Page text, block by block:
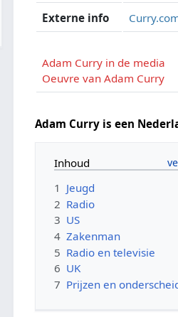
Externe info
Adam Curry in de media
Oeuvre van Adam Curry
Adam Curry is een
Inhoud
1 Jeugd
2 Radio
3 US
4 Zakenman
5 Radio en televisie
6 UK
7 Prijzen en